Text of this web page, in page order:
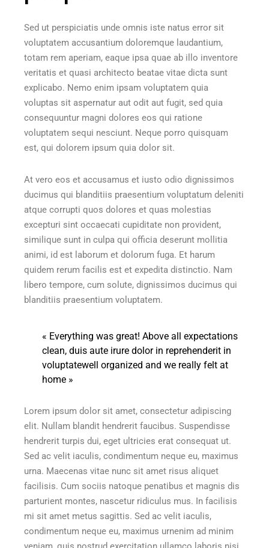
Sed ut perspiciatis unde omnis iste natus error sit
voluptatem accusantium doloremque laudantium,
totam rem aperiam, eaque ipsa quae ab illo inventore
veritatis et quasi architecto beatae vitae dicta sunt
explicabo. Nemo enim ipsam voluptatem quia
voluptas sit aspernatur aut odit aut fugit, sed quia
consequuntur magni dolores eos qui ratione
voluptatem sequi nesciunt. Neque porro quisquam
est, qui dolorem ipsum quia dolor sit.
At vero eos et accusamus et iusto odio dignissimos
ducimus qui blanditiis praesentium voluptatum deleniti
atque corrupti quos dolores et quas molestias
excepturi sint occaecati cupiditate non provident,
similique sunt in culpa qui officia deserunt mollitia
animi, id est laborum et dolorum fuga. Et harum
quidem rerum facilis est et expedita distinctio. Nam
libero tempore, cum solute, dignissimos ducimus qui
blanditiis praesentium voluptatem.
« Everything was great! Above all expectations
clean, duis aute irure dolor in reprehenderit in
voluptatewell organized and we really felt at
home »
Lorem ipsum dolor sit amet, consectetur adipiscing
elit. Nullam blandit hendrerit faucibus. Suspendisse
hendrerit turpis dui, eget ultricies erat consequat ut.
Sed ac velit iaculis, condimentum neque eu, maximus
urna. Maecenas vitae nunc sit amet risus aliquet
facilisis. Cum sociis natoque penatibus et magnis dis
parturient montes, nascetur ridiculus mus. In facilisis
mi sit amet metus sagittis. Sed ac velit iaculis,
condimentum neque eu, maximus urnenim ad minim